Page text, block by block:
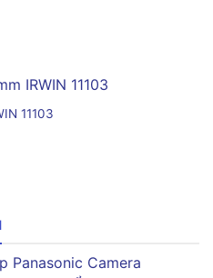
11103
Panasonic Camera